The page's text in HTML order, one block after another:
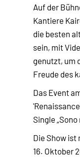
Auf der
Kantiere
die besten
sein, mit
genutzt, um
Freude des
Das Event
Single
Die Show
16. Oktober